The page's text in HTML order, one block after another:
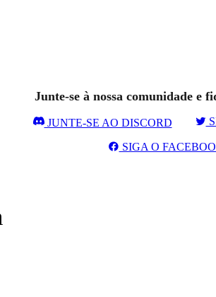
Junte-se à nossa comunidade e
JUNTE-SE AO DISCORD
SIGA O